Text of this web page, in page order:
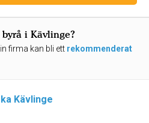
i Kävlinge?
firma kan bli ett rekommenderat
Kävlinge